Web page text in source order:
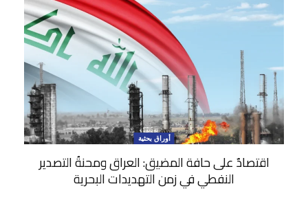
أوراق بحثية
اقتصادٌ على حافة المضيق: العراق ومحنةُ التصدير
النفطي في زمن التهديدات البحرية